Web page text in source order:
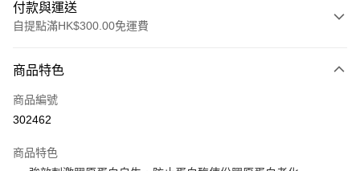
付款與運送
自提點滿HK$300.00免運費
信用卡
Apple Pay
商品特色
商品編號
302462
商品特色